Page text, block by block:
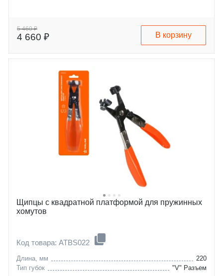
5 460 ₽
4 660 ₽ В корзину
Щипцы с квадратной платформой для пружинных
хомутов
Код товара: ATBS022
Длина, мм
220
Тип губок
"V" Разъем